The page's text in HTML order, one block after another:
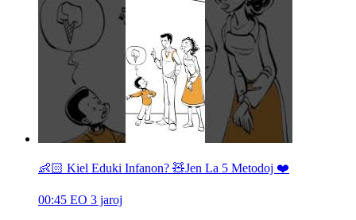
👶🏻 Kiel Eduki Infanon? 🧸Jen La 5 Metodoj ❤️
00:45 EO 3 jaroj